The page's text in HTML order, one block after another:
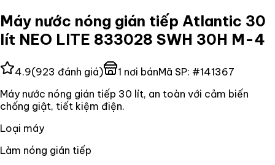
Máy nước nóng gián tiếp Atlantic 30
lít NEO LITE 833028 SWH 30H M-4
4.9(923 đánh giá) 1 nơi bánMã SP: #141367
Máy nước nóng gián tiếp 30 lít, an toàn với cảm biến
chống giật, tiết kiệm điện.
Loại máy
Làm nóng gián tiếp